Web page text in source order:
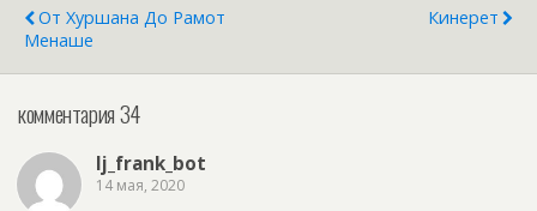
От Хуршана До Рамот
Менаше
Кинерет
комментария 34
lj_frank_bot
14 мая, 2020